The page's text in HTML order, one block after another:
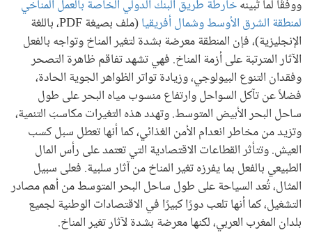
ووفقًا لما تُبينهخارطة طريق البنك الدولي الخاصة بالعمل المناخي
لمنطقة الشرق الأوسط وشمال أفريقيا
(ملف بصيغة PDF، باللغة
الإنجليزية)، فإن المنطقة معرضة بشدة لتغير المناخ وتواجه بالفعل
الآثار المترتبة على أزمة المناخ. فهي تشهد تفاقم ظاهرة التصحر
وفقدان التنوع البيولوجي، وزيادة تواتر الظواهر الجوية الحادة،
فضلاً عن تآكل السواحل وارتفاع منسوب مياه البحر على طول
ساحل البحر الأبيض المتوسط. وتهدد هذه التغيرات مكاسبَ التنمية،
وتزيد من مخاطر انعدام الأمن الغذائي، كما أنها تعطل سبل كسب
العيش. وتتأثر القطاعات الاقتصادية التي تعتمد على رأس المال
الطبيعي بالفعل بما يفرزه تغير المناخ من آثار سلبية. فعلى سبيل
المثال، تُعد السياحة على طول ساحل البحر المتوسط من أهم مصادر
التشغيل، كما أنها تلعب دورًا كبيرًا في الاقتصادات الوطنية لجميع
بلدان المغرب العربي، لكنها معرضة بشدة لآثار تغير المناخ.